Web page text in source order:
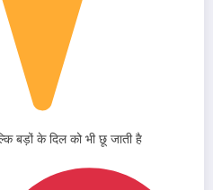
बड़ों के दिल को भी छू जाती है